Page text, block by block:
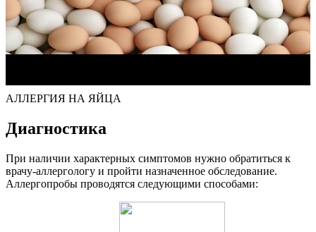
АЛЛЕРГИЯ НА ЯЙЦА
Диагностика
При наличии характерных симптомов нужно обратиться к
врачу-аллергологу и пройти назначенное обследование.
Аллергопробы проводятся следующими способами: